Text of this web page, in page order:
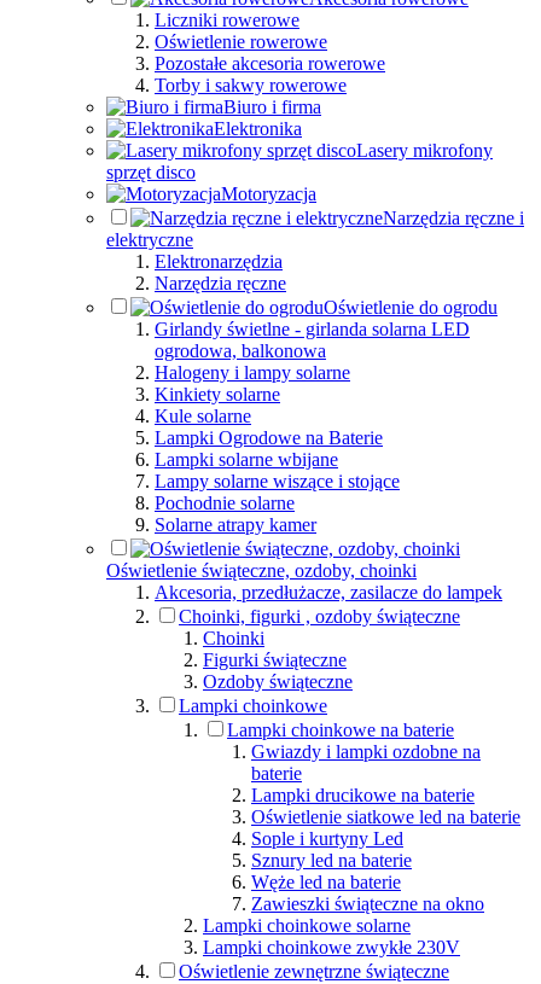
Liczniki rowerowe
Oświetlenie rowerowe
Pozostałe akcesoria rowerowe
Torby i sakwy rowerowe
Biuro i firma
Elektronika
Lasery mikrofony
sprzęt disco
Motoryzacja
Narzędzia ręczne i
elektryczne
Elektronarzędzia
Narzędzia ręczne
Oświetlenie do ogrodu
Girlandy świetlne - girlanda solarna LED
ogrodowa, balkonowa
Halogeny i lampy solarne
Kinkiety solarne
Kule solarne
Lampki Ogrodowe na Baterie
Lampki solarne wbijane
Lampy solarne wiszące i stojące
Pochodnie solarne
Solarne atrapy kamer
Oświetlenie świąteczne, ozdoby, choinki
Akcesoria, przedłużacze, zasilacze do lampek
Choinki, figurki , ozdoby świąteczne
Choinki
Figurki świąteczne
Ozdoby świąteczne
Lampki choinkowe
Lampki choinkowe na baterie
Gwiazdy i lampki ozdobne na
baterie
Lampki drucikowe na baterie
Oświetlenie siatkowe led na baterie
Sople i kurtyny Led
Sznury led na baterie
Węże led na baterie
Zawieszki świąteczne na okno
Lampki choinkowe solarne
Lampki choinkowe zwykłe 230V
Oświetlenie zewnętrzne świąteczne